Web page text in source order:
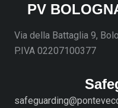
PV
Via della Battaglia 9,
P.IVA 02207100377